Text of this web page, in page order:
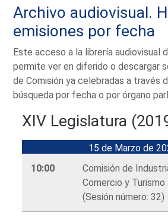
Archivo audiovisual.
emisiones por fecha
Este acceso a la librería audiovisual
permite ver en diferido o descargar
de Comisión ya celebradas a través
búsqueda por fecha o por órgano
XIV Legislatura
15 de Marzo de
10:00
Comisión de
Comercio y Turismo
(Sesión número: 32)